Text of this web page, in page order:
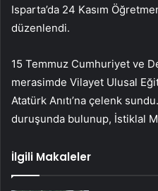
Isparta’da 24 Kasım
düzenlendi.
15 Temmuz Cumhuriyet ve
merasimde Vilayet Ulusal
Atatürk Anıtı’na çelenk
duruşunda bulunup, İstiklal
İlgili Makaleler